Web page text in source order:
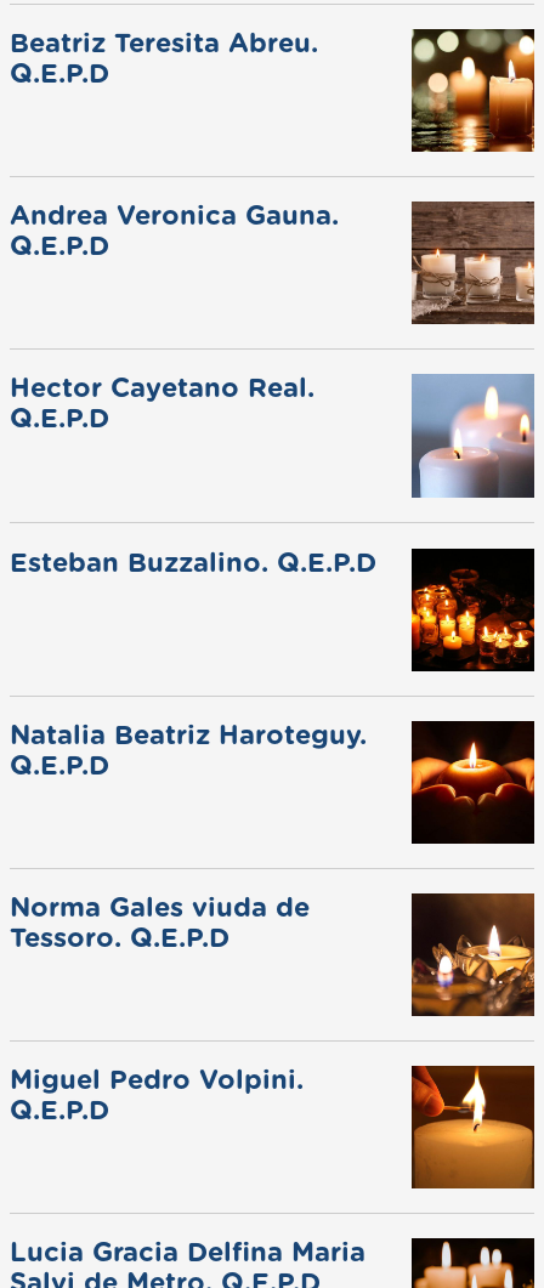
Beatriz Teresita Abreu.
Q.E.P.D
Andrea Veronica Gauna.
Q.E.P.D
Hector Cayetano Real.
Q.E.P.D
Esteban Buzzalino. Q.E.P.D
Natalia Beatriz Haroteguy.
Q.E.P.D
Norma Gales viuda de
Tessoro. Q.E.P.D
Miguel Pedro Volpini.
Q.E.P.D
Lucia Gracia Delfina Maria